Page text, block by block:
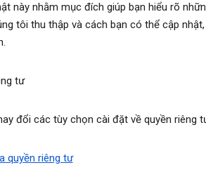
này nhằm mục đích giúp bạn hiểu rõ
tôi thu thập và cách bạn có thể cập
tư
đổi các tùy chọn cài đặt về quyền riêng
quyền riêng tư